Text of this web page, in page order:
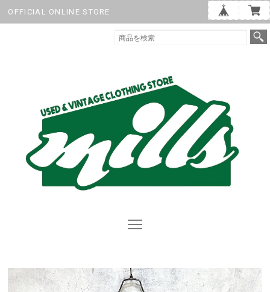
OFFICIAL ONLINE STORE